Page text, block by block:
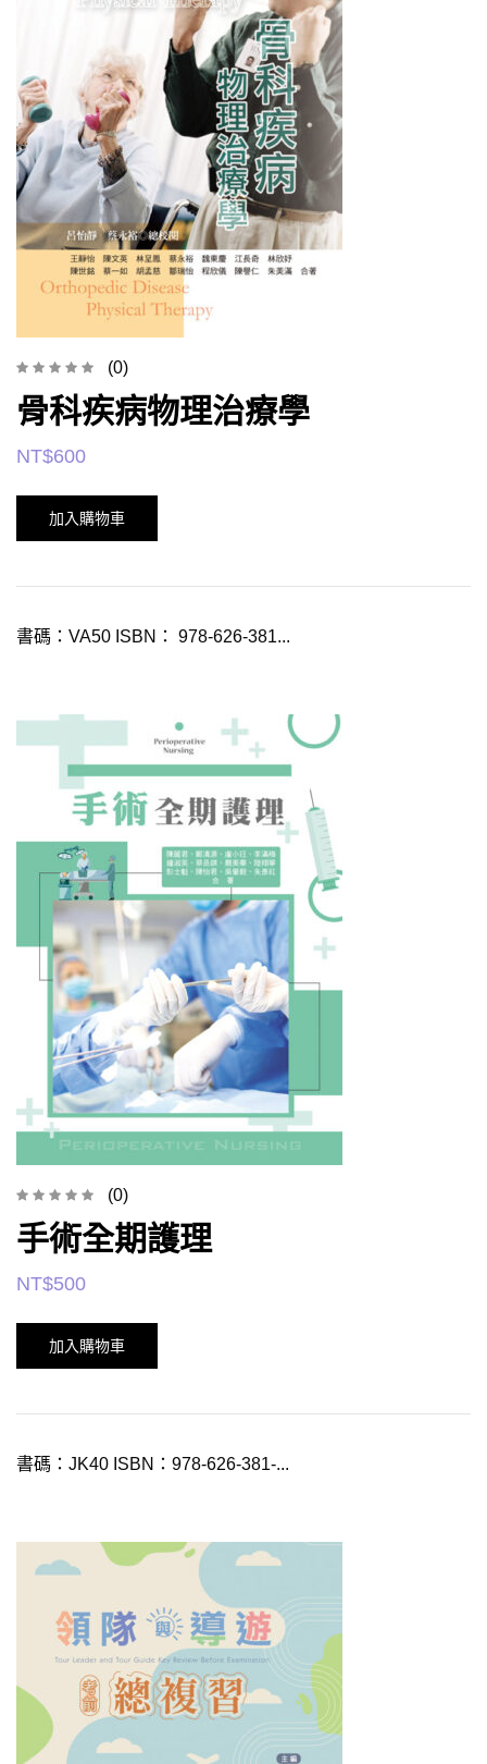
(0)
骨科疾病物理治療學
NT$600
加入購物車
書碼：VA50 ISBN： 978-626-381...
(0)
手術全期護理
NT$500
加入購物車
書碼：JK40 ISBN：978-626-381-...